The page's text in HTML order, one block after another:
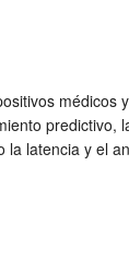
latencia y el